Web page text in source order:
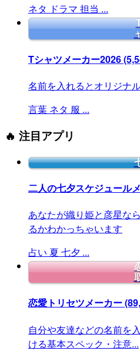
ネタ ドラマ 担当 ...
Tシャツメーカー2026
名前を入れるとオリジナ
言葉 ネタ 服 ...
🔥 注目アプリ
二人の七夕スケジュール
あなたが織り姫と彦星な
るかわかっちゃいます
占い 夏 七夕 ...
恋愛トリセツメーカー
自分や友達などの名前を
ける基本スペック・注意...